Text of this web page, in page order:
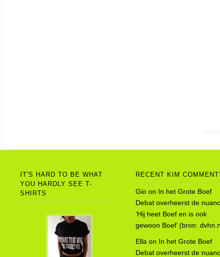
IT'S HARD TO BE WHAT
YOU HARDLY SEE T-
SHIRTS
RECENT KIM
Gio on In het Grote Boef
Debat overheerst de
‘Hij heet Boef en is ook
gewoon Boef’ (bron:
Ella on In het Grote Boef
Debat overheerst de